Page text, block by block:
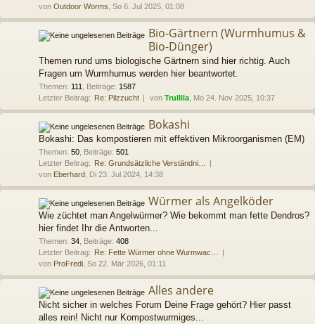
von Outdoor Worms , So 6. Jul 2025, 01:08
Bio-Gärtnern (Wurmhumus &
Bio-Dünger)
Themen rund ums biologische Gärtnern sind hier richtig. Auch
Fragen um Wurmhumus werden hier beantwortet.
Themen: 111 Beiträge: 1587
Letzter Beitrag: Re: Pilzzucht von Trulllla , Mo 24. Nov 2025, 10:37
Bokashi
Bokashi: Das kompostieren mit effektiven Mikroorganismen (EM)
Themen: 50 Beiträge: 501
Letzter Beitrag: Re: Grundsätzliche Verständni…
von Eberhard , Di 23. Jul 2024, 14:38
Würmer als Angelköder
Wie züchtet man Angelwürmer? Wie bekommt man fette Dendros?
hier findet Ihr die Antworten...
Themen: 34 Beiträge: 408
Letzter Beitrag: Re: Fette Würmer ohne Wurmwac…
von ProFredi , So 22. Mär 2026, 01:11
Alles andere
Nicht sicher in welches Forum Deine Frage gehört? Hier passt
alles rein! Nicht nur Kompostwurmiges...